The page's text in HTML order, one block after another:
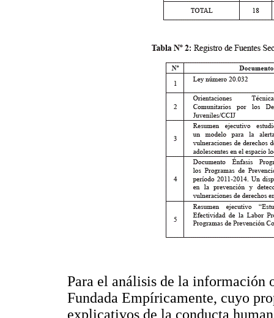
Para el análisis de la información
Fundada Empíricamente, cuyo
explicativos de la conducta